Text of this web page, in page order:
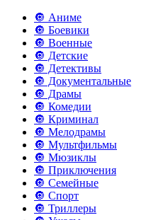
🔘 Аниме
🔘 Боевики
🔘 Военные
🔘 Детские
🔘 Детективы
🔘 Документальные
🔘 Драмы
🔘 Комедии
🔘 Криминал
🔘 Мелодрамы
🔘 Мультфильмы
🔘 Мюзиклы
🔘 Приключения
🔘 Семейные
🔘 Спорт
🔘 Триллеры